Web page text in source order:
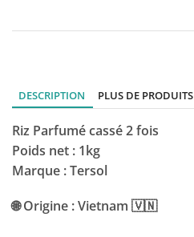
DESCRIPTION PLUS DE PRODUITS
Riz Parfumé cassé 2 fois
Poids net : 1kg
Marque : Tersol
🌐 Origine : Vietnam 🇻🇳